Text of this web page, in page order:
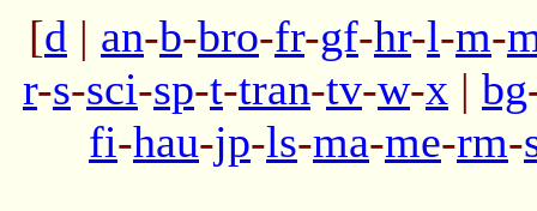
[d | an-b-bro-fr-gf-hr-l-m-
r-s-sci-sp-t-tran-tv-w-x | bg
fi-hau-jp-ls-ma-me-rm-